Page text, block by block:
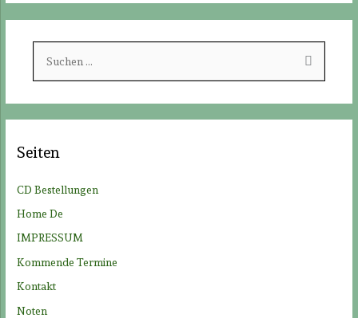
h
n
h
:
Seiten
CD Bestellungen
Home De
IMPRESSUM
Kommende Termine
Kontakt
Noten